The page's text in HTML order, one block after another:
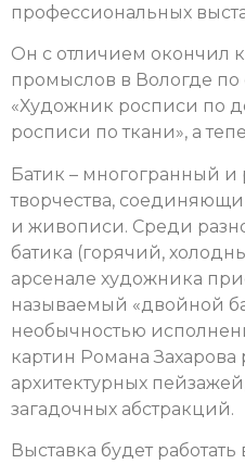
профессиональных
Он с отличием окончил
промыслов в Вологде
«Художник росписи по
росписи по ткани», а
Батик – многогранный
творчества,
и живописи. Среди
батика (горячий,
арсенале художника
называемый «двойной
необычностью
картин Романа Захарова
архитектурных
загадочных абстракций.
Выставка будет